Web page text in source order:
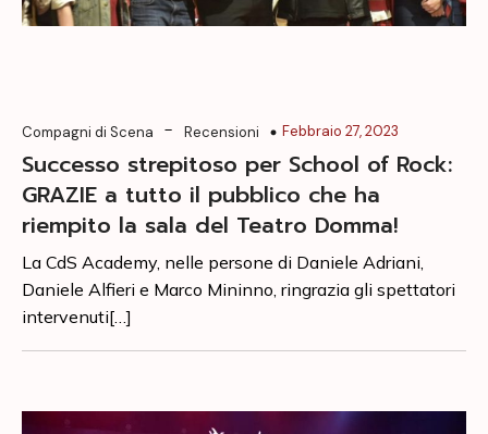
Compagni di Scena - Recensioni Febbraio 27, 2023
Successo strepitoso per School of Rock:
GRAZIE a tutto il pubblico che ha
riempito la sala del Teatro Domma!
La CdS Academy, nelle persone di Daniele Adriani,
Daniele Alfieri e Marco Mininno, ringrazia gli spettatori
intervenuti[…]